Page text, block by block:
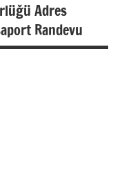
Adres
Randevu